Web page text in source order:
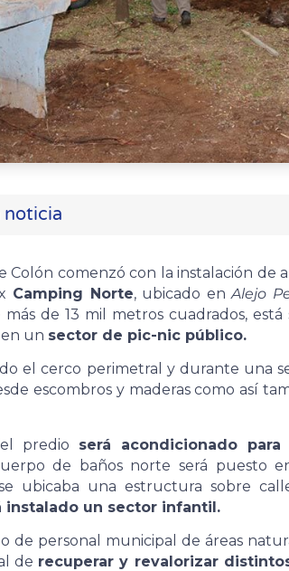
noticia
Colón comenzó con la instalación de
Camping Norte, ubicado enAlejo
de 13 mil metros cuadrados,
un sector de pic-nic público.
el cerco perimetral y durante una
escombros y maderas como así
predio será acondicionado
de baños norte será puesto
ubicaba una estructura sobre
instalado un sector infantil.
de personal municipal de áreas
de recuperar y revalorizar